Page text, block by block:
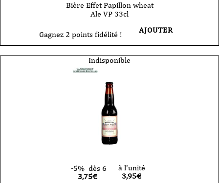
Bière Effet Papillon wheat
Ale VP 33cl
Gagnez 2 points fidélité ! AJOUTER
Indisponible
-5% dès 6
3,75€
à l'unité
3,95€